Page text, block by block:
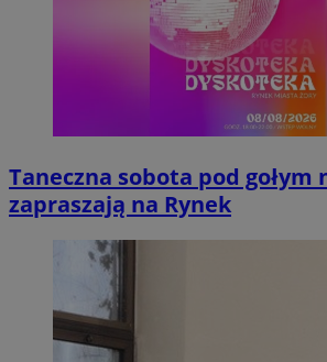
Taneczna sobota pod gołym
zapraszają na Rynek